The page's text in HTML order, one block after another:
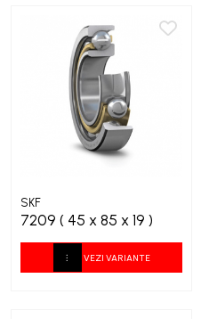
SKF
7209 ( 45 x 85 x 19 )
VEZI VARIANTE